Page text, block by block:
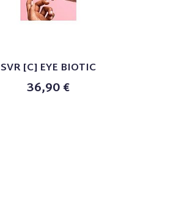
SVR [C] EYE BIOTIC
36,90 €